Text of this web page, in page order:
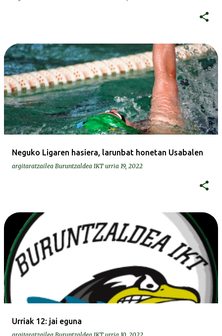
Neguko Ligaren hasiera, larunbat honetan Usabalen
argitaratzailea Buruntzaldea IKT urria 19, 2022
Urriak 12: jai eguna